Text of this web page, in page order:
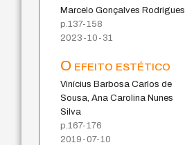
Marcelo Gonçalves Rodrigues
p.137-158
2023-10-31
O efeito estético
Vinícius Barbosa Carlos de
Sousa, Ana Carolina Nunes
Silva
p.167-176
2019-07-10